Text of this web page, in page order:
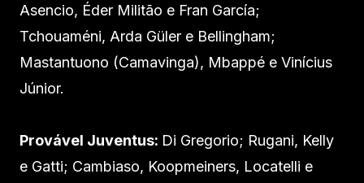
Asencio, Éder Militão e Fran García;
Tchouaméni, Arda Güler e Bellingham;
Mastantuono (Camavinga), Mbappé e Vinícius
Júnior.
Provável Juventus: Di Gregorio; Rugani, Kelly
e Gatti; Cambiaso, Koopmeiners, Locatelli e